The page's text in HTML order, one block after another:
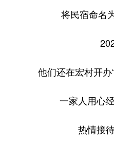
将民宿命名
他们还在宏村开办
一家人用心
热情接